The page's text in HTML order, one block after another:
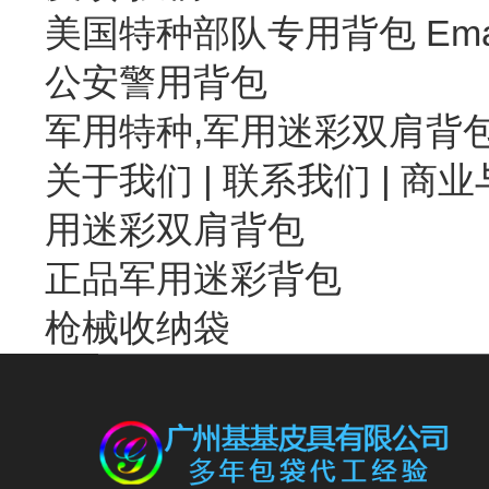
美国特种部队专用背包
公安警用背包
军用特种,军用迷彩双肩背
关于我们 | 联系我们 | 商业
用迷彩双肩背包
正品军用迷彩背包
枪械收纳袋